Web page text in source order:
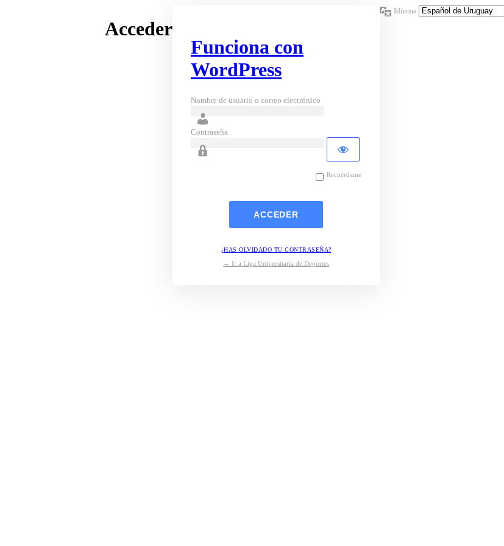
Acceder
Funciona con
WordPress
Nombre de usuario o correo electrónico
Contraseña
Recuérdame
¿HAS OLVIDADO TU CONTRASEÑA?
← Ir a Liga Universitaria de Deportes
Idioma